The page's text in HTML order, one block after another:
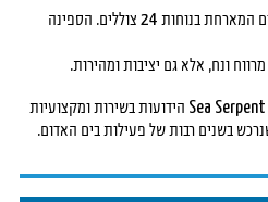
ספינה מפוארת ברמת חמישה כוכבים המארחת בנוחות 24 צוללים. הספינה
ונח, אלא גם יציבות ומהירות.
בשנים רבות של פעילות בים האדום.